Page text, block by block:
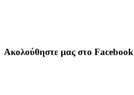
Ακολούθηστε μας στο Facebook